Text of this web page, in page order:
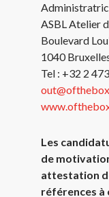
ASBL Atelier
Boulevard
1040
Tel : +32 2
Les
de
attestation
références